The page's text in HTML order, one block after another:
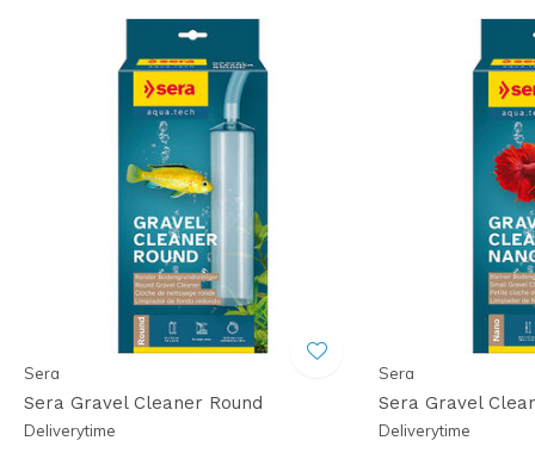
Sera
Sera Gravel Cleaner Round
Deliverytime
Sera
Sera Gravel
Deliverytime